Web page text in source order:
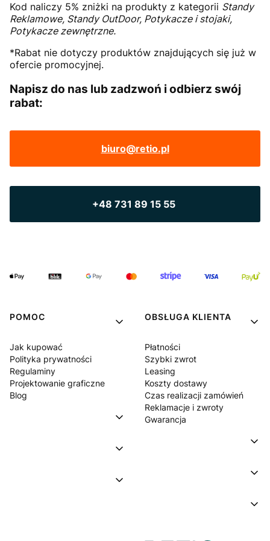
Kod naliczy 5% zniżki na produkty z kategorii Standy
Reklamowe, Standy OutDoor, Potykacze i stojaki,
Potykacze zewnętrzne.
*Rabat nie dotyczy produktów znajdujących się już w
ofercie promocyjnej.
Napisz do nas lub zadzwoń i odbierz swój
rabat:
biuro@retio.pl
+48 731 89 15 55
POMOC
Jak kupować
Polityka prywatności
Regulaminy
Projektowanie graficzne
Blog
OBSŁUGA KLIENTA
Płatności
Szybki zwrot
Leasing
Koszty dostawy
Czas realizacji zamówień
Reklamacje i zwroty
Gwarancja